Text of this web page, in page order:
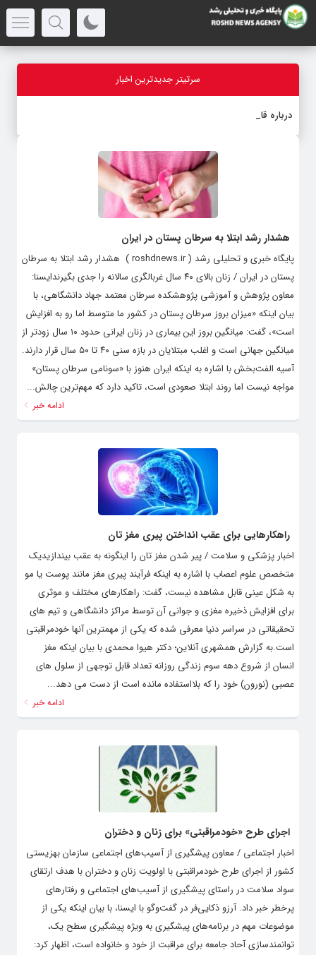
سرتیتر جدیدترین اخبار
درباره قابلیت قل
هشدار رشد ابتلا به سرطان پستان در ایران
پایگاه خبری و تحلیلی رشد ( roshdnews.ir ) هشدار رشد ابتلا به سرطان
پستان در ایران / زنان بالای ۴۰ سال غربالگری سالانه را جدی بگیرندایسنا:
معاون پژوهش و آموزشی پژوهشکده سرطان معتمد جهاد دانشگاهی، با
بیان اینکه «میزان بروز سرطان پستان در کشور ما متوسط اما رو به افزایش
است»، گفت: میانگین بروز این بیماری در زنان ایرانی حدود ۱۰ سال زودتر از
میانگین جهانی است و اغلب مبتلایان در بازه سنی ۴۰ تا ۵۰ سال قرار دارند.
آسیه‌ الفت‌بخش با اشاره به اینکه ایران هنوز با «سونامی سرطان پستان»
مواجه نیست اما روند ابتلا صعودی است، تاکید دارد که مهم‌ترین چالش...
ادامه خبر
راهکارهایی برای عقب انداختن پیری مغز تان
اخبار پزشکی و سلامت / پیر شدن مغز تان را اینگونه به عقب بیندازیدیک
متخصص علوم اعصاب با اشاره به اینکه فرآیند پیری مغز مانند پوست یا مو
به شکل عینی قابل مشاهده نیست، گفت: راهکارهای مختلف و موثری
برای افزایش ذخیره مغزی و جوانی آن توسط مراکز دانشگاهی و تیم های
تحقیقاتی در سراسر دنیا معرفی شده که یکی از مهمترین آنها خودمراقبتی
است.به گزارش همشهری آنلاین؛ دکتر هیوا محمدی با بیان اینکه مغز
انسان از شروع دهه سوم زندگی روزانه تعداد قابل توجهی از سلول های
عصبی (نورون) خود را که بلااستفاده مانده است از دست می دهد...
ادامه خبر
اجرای طرح «خودمراقبتی» برای زنان و دختران
اخبار اجتماعی / معاون پیشگیری از آسیب‌های اجتماعی سازمان بهزیستی
کشور از اجرای طرح خودمراقبتی با اولویت زنان و دختران با هدف ارتقای
سواد سلامت در راستای پیشگیری از آسیب‌های اجتماعی و رفتارهای
پرخطر خبر داد. آرزو ذکایی‌فر در گفت‌وگو با ایسنا، با بیان اینکه یکی از
موضوعات مهم در برنامه‌های پیشگیری به ویژه پیشگیری سطح یک،
توانمندسازی آحاد جامعه برای مراقبت از خود و خانواده‌ است، اظهار کرد: